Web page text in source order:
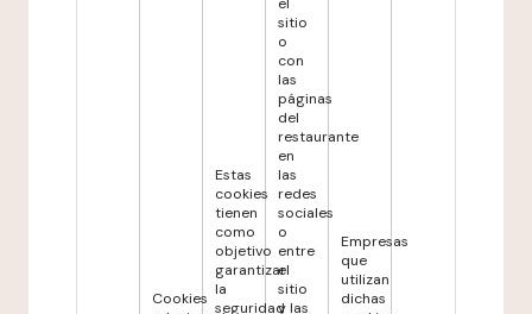
Cookies
Estas
cookies
tienen
como
objetivo
garantizar
la
seguridad
sitio
o
con
las
páginas
del
restaurante
en
las
redes
sociales
o
entre
el
sitio
y las
Empresas
que
utilizan
dichas